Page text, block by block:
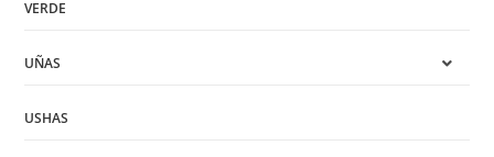
VERDE
UÑAS
USHAS